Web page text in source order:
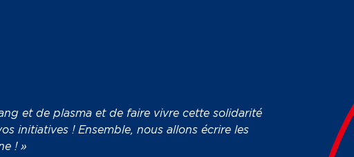
et de plasma et de faire vivre cette solidarité
initiatives ! Ensemble, nous allons écrire les
! »